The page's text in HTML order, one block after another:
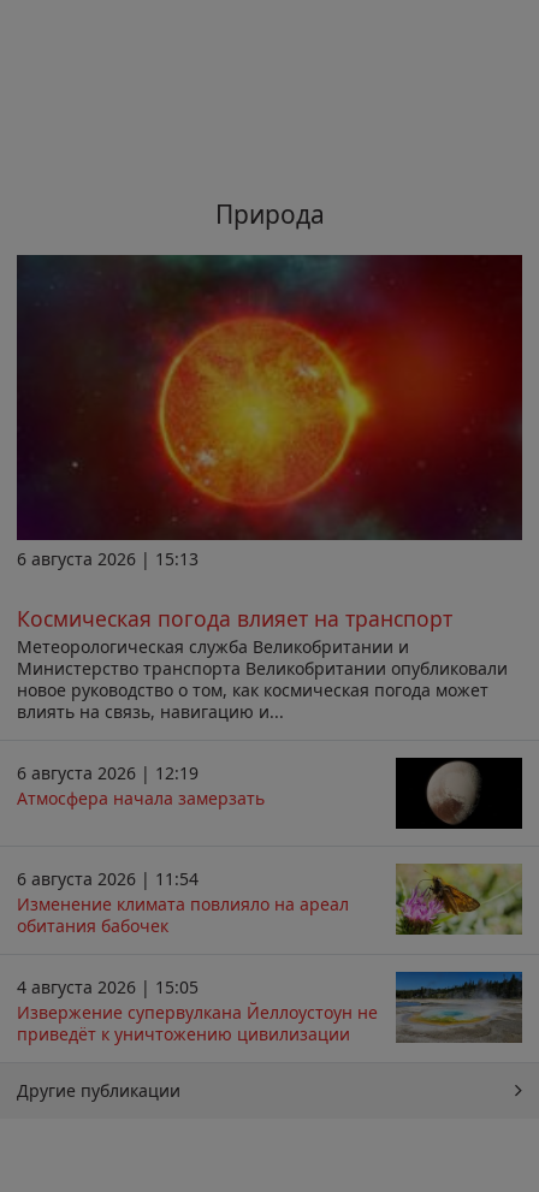
Природа
6 августа 2026 | 15:13
Космическая погода влияет на транспорт
Метеорологическая служба Великобритании и
Министерство транспорта Великобритании опубликовали
новое руководство о том, как космическая погода может
влиять на связь, навигацию и...
6 августа 2026 | 12:19
Атмосфера начала замерзать
6 августа 2026 | 11:54
Изменение климата повлияло на ареал
обитания бабочек
4 августа 2026 | 15:05
Извержение супервулкана Йеллоустоун не
приведёт к уничтожению цивилизации
Другие публикации